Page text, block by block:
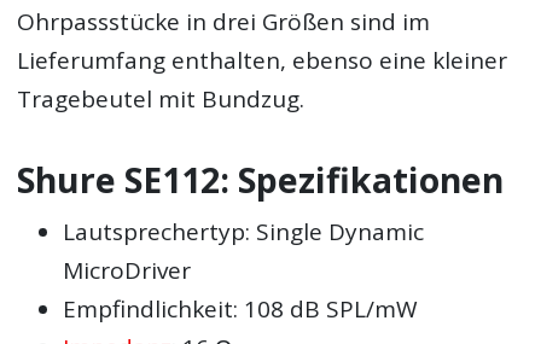
Ohrpassstücke in drei Größen sind im
Lieferumfang enthalten, ebenso eine kleiner
Tragebeutel mit Bundzug.
Shure SE112: Spezifikationen
Lautsprechertyp: Single Dynamic
MicroDriver
Empfindlichkeit: 108 dB SPL/mW